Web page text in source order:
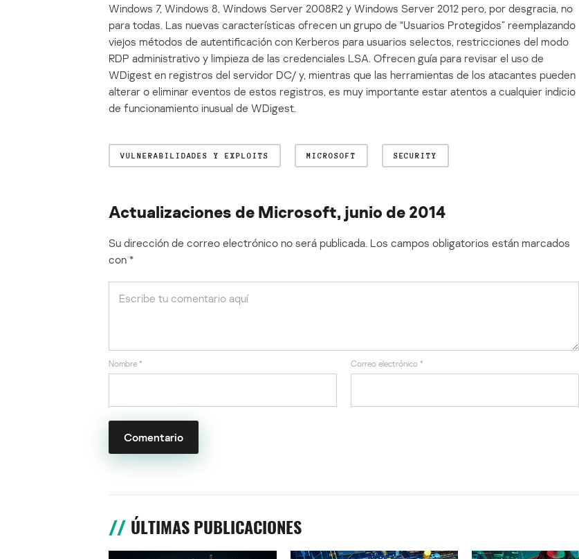
Windows 7, Windows 8, Windows Server 2008R2 y Windows Server 2012 pero, por desgracia, no
para todas. Las nuevas características ofrecen un grupo de “Usuarios Protegidos” reemplazando
viejos métodos de autentificación con Kerberos para usuarios selectos, restricciones del modo
RDP administrativo y limpieza de las credenciales LSA. Ofrecen guía para revisar el uso de
WDigest en registros del servidor DC/ y, mientras que las herramientas de los atacantes pueden
alterar o eliminar eventos de estos registros, es muy importante estar atentos a cualquier indicio
de funcionamiento inusual de WDigest.
VULNERABILIDADES Y EXPLOITS MICROSOFT SECURITY
Actualizaciones de Microsoft, junio de 2014
Su dirección de correo electrónico no será publicada. Los campos obligatorios están marcados
con *
Nombre * Correo electrónico *
ÚLTIMAS PUBLICACIONES